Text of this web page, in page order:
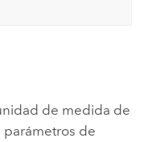
de medida de
parámetros de